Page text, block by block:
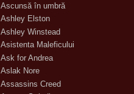
Ascunsă în umbră
Ashley Elston
Ashley Winstead
Asistenta Maleficului
Ask for Andrea
Aslak Nore
Assassins Creed